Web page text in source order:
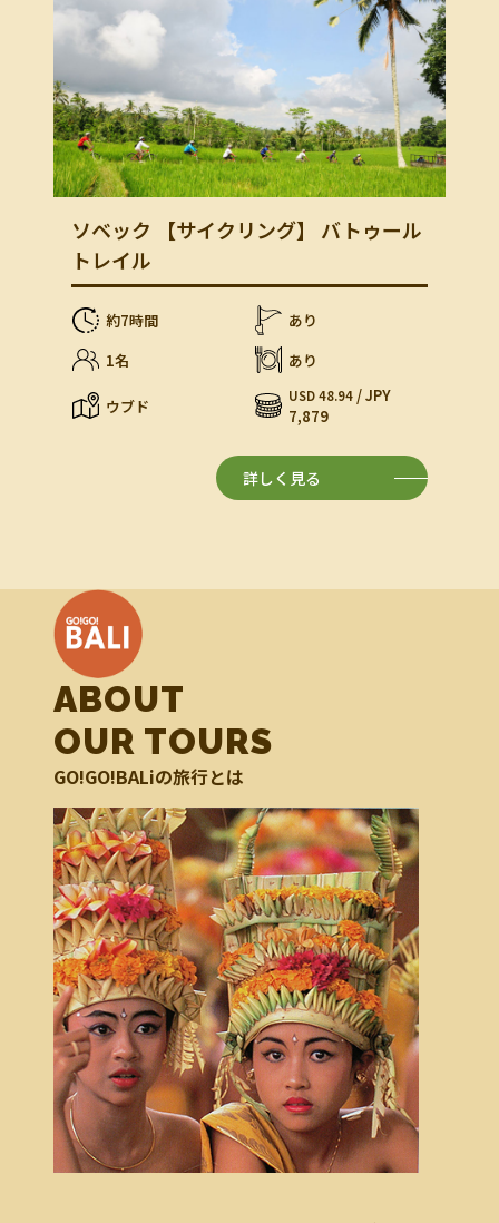
ソベック 【サイクリング】 バトゥール
トレイル
約7時間
あり
1名
あり
ウブド USD 48.94 / JPY
7,879
詳しく見る
ABOUT
OUR TOURS
GO!GO!BALiの旅行とは